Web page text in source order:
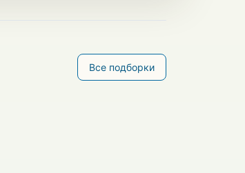
Все подборки